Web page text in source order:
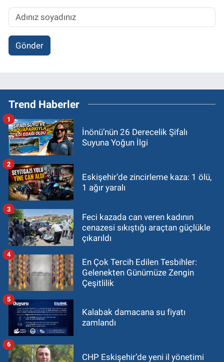
Gönder
Trend Haberler
İnönü’nün 26 Derecelik Şifalı
Suyuna Yoğun İlgi
1
Eskişehir’de zincirleme kaza: 1 ölü,
1 ağır yaralı
2
Feci kazada can veren kadının
cenazesi sıkıştığı araçtan güçlükle
çıkarıldı
3
En Çok Tercih Edilen Tesbihler:
Gelenekten Günümüze Zengin
Çeşitlilik
4
Kalabak damacana su fiyatı
zamlandı
5
CHP Eskişehir’de yeni il yönetimi
6